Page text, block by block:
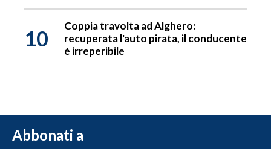
10
Coppia travolta ad Alghero:
recuperata l'auto pirata, il conducente
è irreperibile
Abbonati a